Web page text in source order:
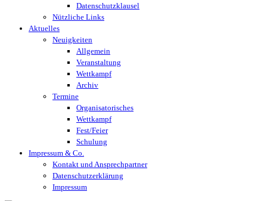
Datenschutzklausel
Nützliche Links
Aktuelles
Neuigkeiten
Allgemein
Veranstaltung
Wettkampf
Archiv
Termine
Organisatorisches
Wettkampf
Fest/Feier
Schulung
Impressum & Co.
Kontakt und Ansprechpartner
Datenschutzerklärung
Impressum